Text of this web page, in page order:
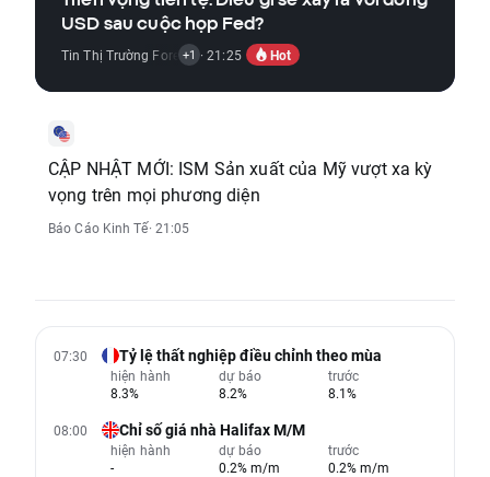
USD sau cuộc họp Fed?
Tin Thị Trường Forex,Báo Cáo Kinh Tế
+1 · 21:25 Hot
CẬP NHẬT MỚI: ISM Sản xuất của Mỹ vượt xa kỳ
vọng trên mọi phương diện
Báo Cáo Kinh Tế· 21:05
07:30 Tỷ lệ thất nghiệp điều chỉnh theo mùa
hiện hành
8.3%
dự báo
8.2%
trước
8.1%
08:00 Chỉ số giá nhà Halifax M/M
hiện hành
-
dự báo
0.2% m/m
trước
0.2% m/m